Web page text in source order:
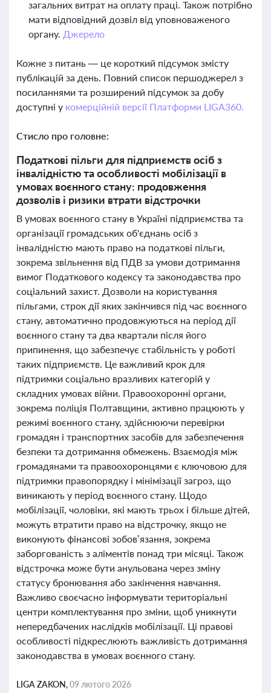
загальних витрат на оплату праці. Також потрібно
мати відповідний дозвіл від уповноваженого
органу. Джерело
Кожне з питань — це короткий підсумок змісту
публікацій за день. Повний список першоджерел з
посиланнями та розширений підсумок за добу
доступні у комерційній версії Платформи LIGA360.
Стисло про головне:
Податкові пільги для підприємств осіб з
інвалідністю та особливості мобілізації в
умовах воєнного стану: продовження
дозволів і ризики втрати відстрочки
В умовах воєнного стану в Україні підприємства та
організації громадських об'єднань осіб з
інвалідністю мають право на податкові пільги,
зокрема звільнення від ПДВ за умови дотримання
вимог Податкового кодексу та законодавства про
соціальний захист. Дозволи на користування
пільгами, строк дії яких закінчився під час воєнного
стану, автоматично продовжуються на період дії
воєнного стану та два квартали після його
припинення, що забезпечує стабільність у роботі
таких підприємств. Це важливий крок для
підтримки соціально вразливих категорій у
складних умовах війни. Правоохоронні органи,
зокрема поліція Полтавщини, активно працюють у
режимі воєнного стану, здійснюючи перевірки
громадян і транспортних засобів для забезпечення
безпеки та дотримання обмежень. Взаємодія між
громадянами та правоохоронцями є ключовою для
підтримки правопорядку і мінімізації загроз, що
виникають у період воєнного стану. Щодо
мобілізації, чоловіки, які мають трьох і більше дітей,
можуть втратити право на відстрочку, якщо не
виконують фінансові зобов’язання, зокрема
заборгованість з аліментів понад три місяці. Також
відстрочка може бути анульована через зміну
статусу бронювання або закінчення навчання.
Важливо своєчасно інформувати територіальні
центри комплектування про зміни, щоб уникнути
непередбачених наслідків мобілізації. Ці правові
особливості підкреслюють важливість дотримання
законодавства в умовах воєнного стану.
LIGA ZAKON,09 лютого 2026